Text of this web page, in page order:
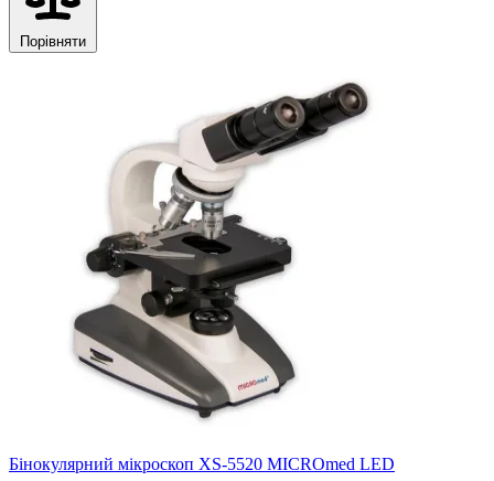
Порівняти
Бінокулярний мікроскоп XS-5520 MICROmed LED